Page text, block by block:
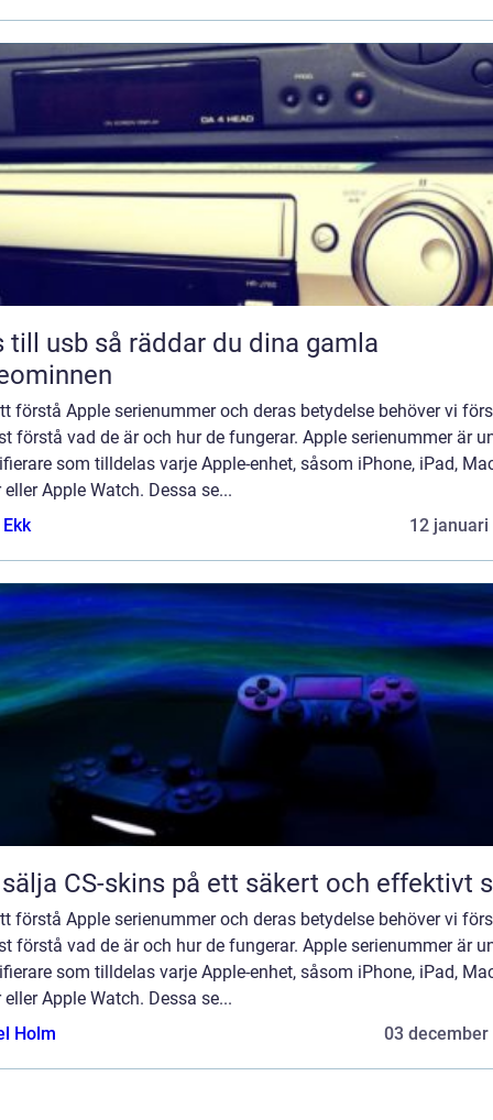
räddar du dina gamla
förstå Apple serienummer och deras betydelse behöver vi
förstå vad de är och hur de fungerar. Apple serienummer är
som tilldelas varje Apple-enhet, såsom iPhone, iPad,
Apple Watch. Dessa se...
12 januari
CS-skins på ett säkert och effektivt
förstå Apple serienummer och deras betydelse behöver vi
förstå vad de är och hur de fungerar. Apple serienummer är
som tilldelas varje Apple-enhet, såsom iPhone, iPad,
Apple Watch. Dessa se...
Holm
03 december